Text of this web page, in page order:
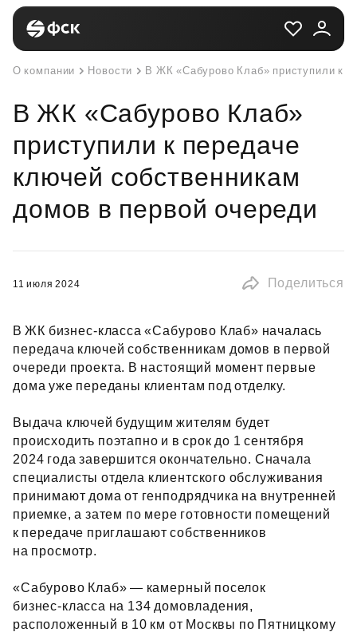
О компании Новости В ЖК «Сабурово Клаб» приступили к
В ЖК «Сабурово Клаб»
приступили к передаче
ключей собственникам
домов в первой очереди
11 июля 2024 Поделиться
В ЖК бизнес‑класса «Сабурово Клаб» началась
передача ключей собственникам домов в первой
очереди проекта. В настоящий момент первые
дома уже переданы клиентам под отделку.
Выдача ключей будущим жителям будет
происходить поэтапно и в срок до 1 сентября
2024 года завершится окончательно. Сначала
специалисты отдела клиентского обслуживания
принимают дома от генподрядчика на внутренней
приемке, а затем по мере готовности помещений
к передаче приглашают собственников
на просмотр.
«Сабурово Клаб» — камерный поселок
бизнес‑класса на 134 домовладения,
расположенный в 10 км от Москвы по Пятницкому